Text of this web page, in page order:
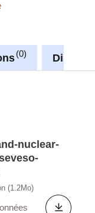
0
nuclear-
(1.2Mo)